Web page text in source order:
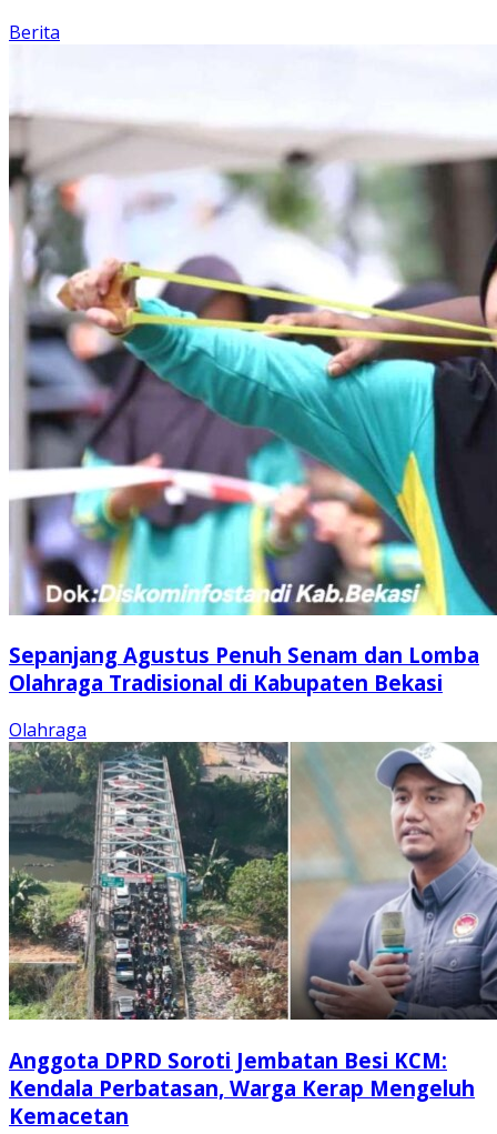
Berita
Sepanjang Agustus Penuh Senam dan Lomba
Olahraga Tradisional di Kabupaten Bekasi
Olahraga
Anggota DPRD Soroti Jembatan Besi KCM:
Kendala Perbatasan, Warga Kerap Mengeluh
Kemacetan